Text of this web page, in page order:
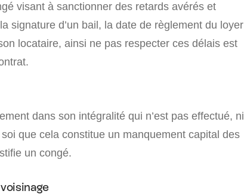
visant à sanctionner des retards avérés et
signature d’un bail, la date de règlement du loyer
locataire, ainsi ne pas respecter ces délais est
dans son intégralité qui n’est pas effectué, ni
que cela constitue un manquement capital des
un congé.